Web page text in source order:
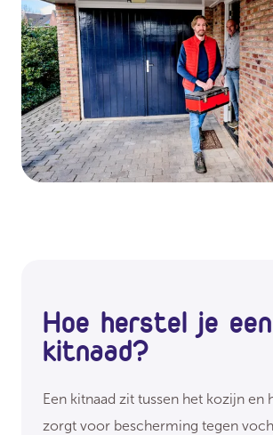
Hoe herstel je een
kitnaad?
Een kitnaad zit tussen het kozijn en
zorgt voor bescherming tegen